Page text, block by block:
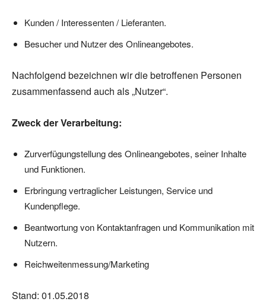
Kunden / Interessenten / Lieferanten.
Besucher und Nutzer des Onlineangebotes.
Nachfolgend bezeichnen wir die betroffenen Personen
zusammenfassend auch als „Nutzer“.
Zweck der Verarbeitung:
Zurverfügungstellung des Onlineangebotes, seiner Inhalte
und Funktionen.
Erbringung vertraglicher Leistungen, Service und
Kundenpflege.
Beantwortung von Kontaktanfragen und Kommunikation mit
Nutzern.
Reichweitenmessung/Marketing
Stand: 01.05.2018